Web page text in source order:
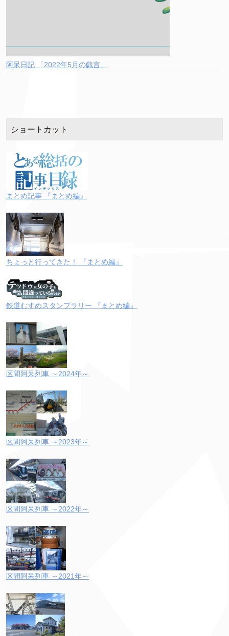
阿呆日記 「2022年5月の戯言」
ショートカット
まとめ記事 『まとめ編』
ちょっと行ってきた！ 『まとめ編』
鉄道むすめスタンプラリー 『まとめ編』
区間阿呆列車 ～2024年～
区間阿呆列車 ～2023年～
区間阿呆列車 ～2022年～
区間阿呆列車 ～2021年～